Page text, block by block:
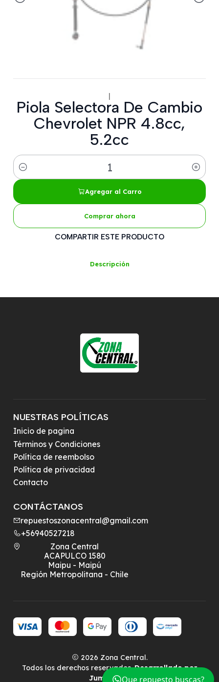
|
Piola Selectora De Cambio
Chevrolet NPR 4.8cc,
5.2cc
Cantidad
Agregar al Carro
Comprar ahora
COMPARTIR ESTE PRODUCTO
Descripción
NUESTRAS POLÍTICAS
Inicio de pagina
Términos y Condiciones
Política de reembolso
Política de privacidad
Contacto
CONTÁCTANOS
repuestoszonacentral@gmail.com
+56940527218
Zona Central
ACAPULCO 1580
Maipu - Maipú
Región Metropolitana - Chile
2026 Zona Central.
Todos los derechos reservados.Desarrollado por
Jumpseller.
Que repuesto buscas?